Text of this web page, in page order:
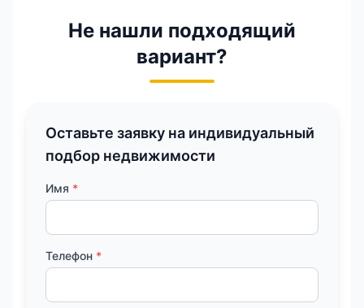
Не нашли подходящий
вариант?
Оставьте заявку на индивидуальный
подбор недвижимости
Имя *
Телефон *